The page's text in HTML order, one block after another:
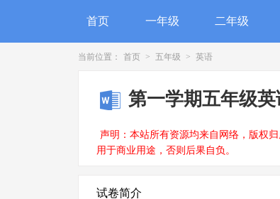
首页 一年级 二年级
当前位置： 首页 > 五年级 > 英语
第一学期五年级
声明：本站所有资源均来自网络，版权
用于商业用途，否则后果自负。
试卷简介